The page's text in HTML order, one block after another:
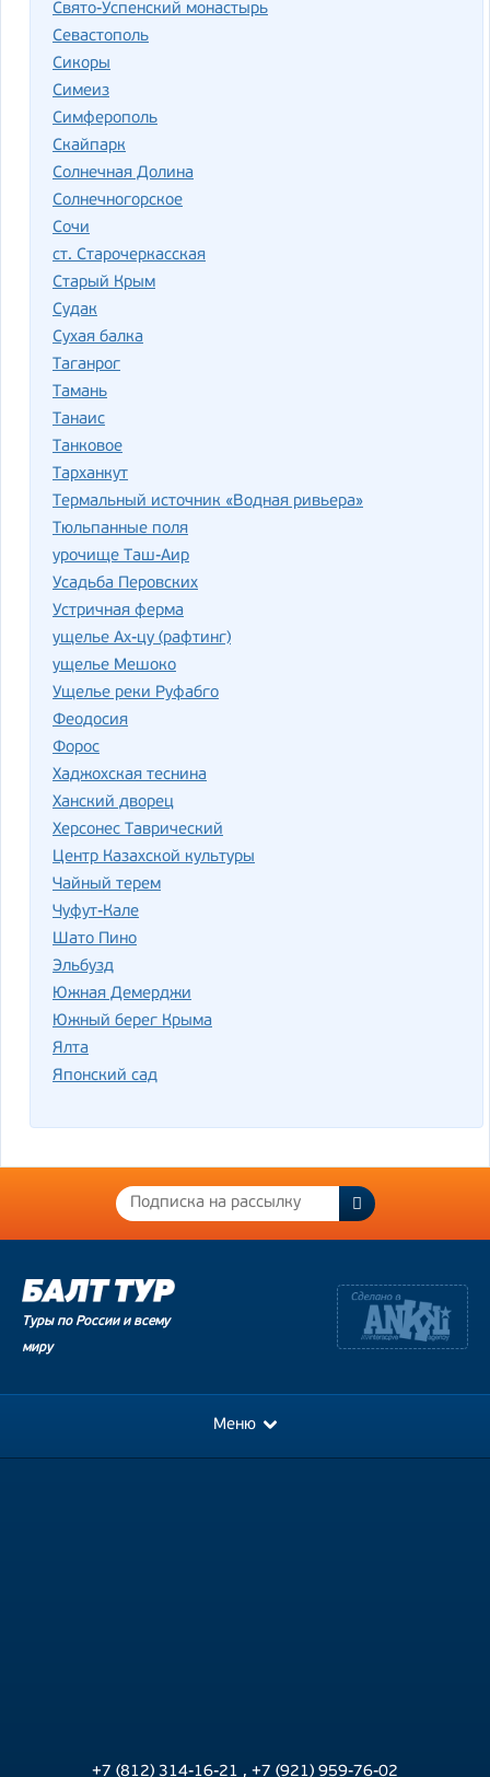
Свято-Успенский монастырь
Севастополь
Сикоры
Симеиз
Симферополь
Скайпарк
Солнечная Долина
Солнечногорское
Сочи
ст. Старочеркасская
Старый Крым
Судак
Сухая балка
Таганрог
Тамань
Танаис
Танковое
Тарханкут
Термальный источник «Водная ривьера»
Тюльпанные поля
урочище Таш-Аир
Усадьба Перовских
Устричная ферма
ущелье Ах-цу (рафтинг)
ущелье Мешоко
Ущелье реки Руфабго
Феодосия
Форос
Хаджохская теснина
Ханский дворец
Херсонес Таврический
Центр Казахской культуры
Чайный терем
Чуфут-Кале
Шато Пино
Эльбузд
Южная Демерджи
Южный берег Крыма
Ялта
Японский сад
Туры по России и всему
миру
Меню
+7 (812) 314-16-21 , +7 (921) 959-76-02